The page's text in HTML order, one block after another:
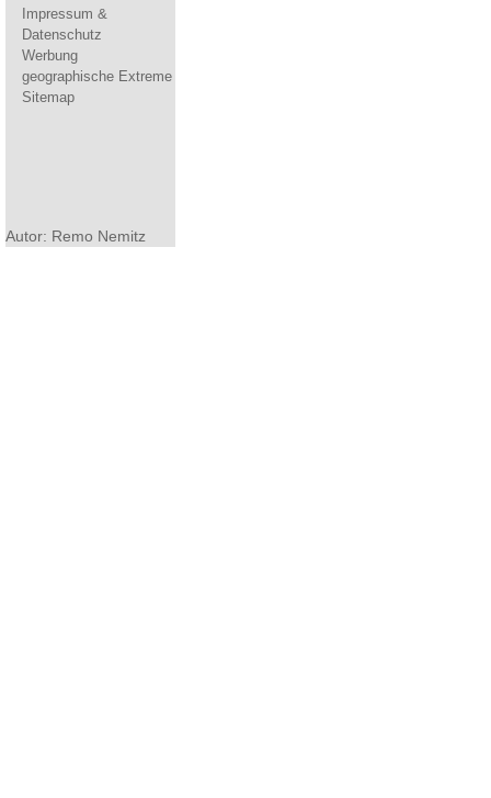
Impressum &
Datenschutz
Werbung
geographische Extreme
Sitemap
Autor: Remo Nemitz